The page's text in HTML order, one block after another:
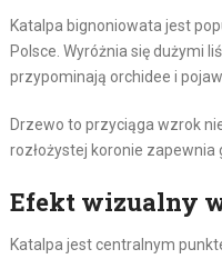
Katalpa bignoniowata jest
Polsce. Wyróżnia się dużymi
przypominają orchidee i
Drzewo to przyciąga wzrok
rozłożystej koronie zapewnia
Efekt wizualny
Katalpa jest centralnym